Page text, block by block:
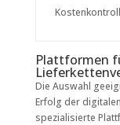
Plattformen
Die Auswahl
Erfolg der
spezialisierte